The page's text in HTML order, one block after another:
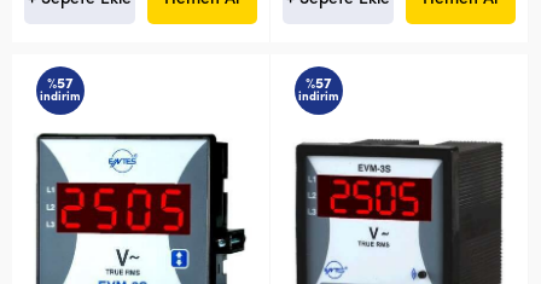
%57
indirim
%57
indirim